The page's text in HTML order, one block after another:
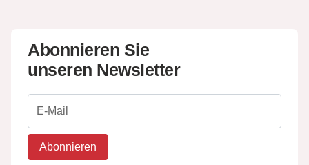
Abonnieren Sie
unseren Newsletter
Abonnieren